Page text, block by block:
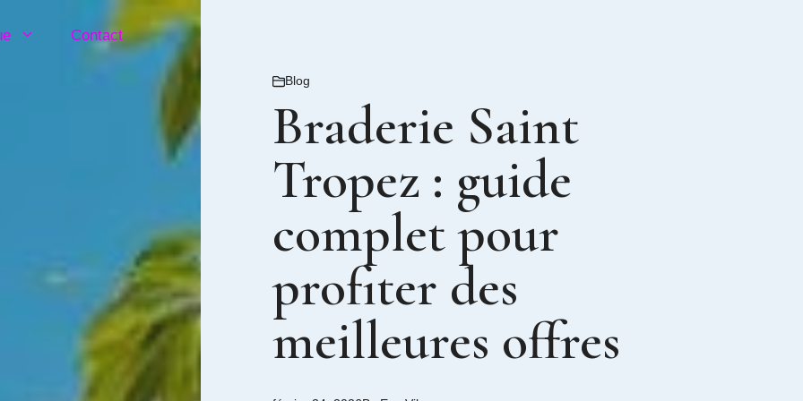
Contact
Blog
Braderie Saint
Tropez : guide
complet pour
profiter des
meilleures offres